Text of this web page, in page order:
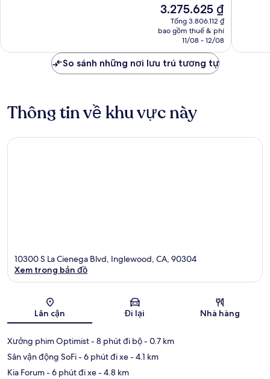
Giá
hiện
tại
3.275.625 ₫
3.275.625 ₫
Tổng 3.806.112 ₫
bao gồm thuế & phí
11/08 - 12/08
So sánh những nơi lưu trú tương tự
Thông tin về khu vực này
Bản đồ
10300 S La Cienega Blvd, Inglewood, CA, 90304
Xem trong bản đồ
Lân cận Đi lại Nhà hàng
Xưởng phim Optimist- 8 phút đi bộ- 0.7 km
Sân vận động SoFi- 6 phút đi xe- 4.1 km
Kia Forum- 6 phút đi xe- 4.8 km